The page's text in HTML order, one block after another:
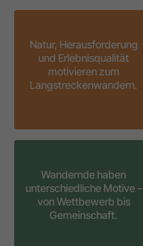
Natur, Herausforderung
und Erlebnisqualität
motivieren zum
Langstreckenwandern.
Wandernde haben
unterschiedliche Motive –
von Wettbewerb bis
Gemeinschaft.